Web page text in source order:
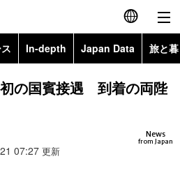
English
简体字
In-depth Japan Data 旅と
Topics
の国賓接遇 到着の両陛
News
from Japan
07:27 更新